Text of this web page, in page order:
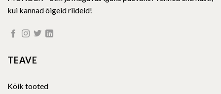
kui kannad õigeid riideid!
TEAVE
Kõik tooted